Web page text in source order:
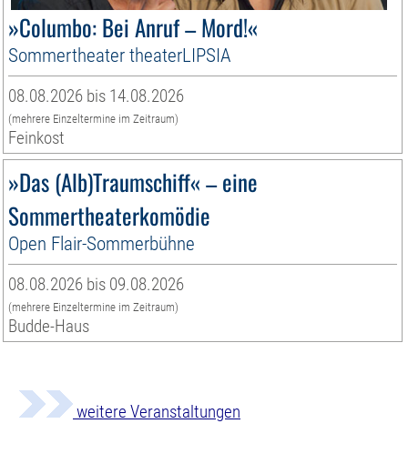
»Columbo: Bei Anruf – Mord!«
Sommertheater theaterLIPSIA
08.08.2026 bis 14.08.2026
(mehrere Einzeltermine im Zeitraum)
Feinkost
»Das (Alb)Traumschiff« – eine
Sommertheaterkomödie
Open Flair-Sommerbühne
08.08.2026 bis 09.08.2026
(mehrere Einzeltermine im Zeitraum)
Budde-Haus
weitere Veranstaltungen